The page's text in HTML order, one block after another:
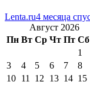
Lenta.ru4 месяца
Август 2026
Пн Вт Ср Чт Пт Сб
1
3
4 5 6 7 8
10 11 12 13 14 15